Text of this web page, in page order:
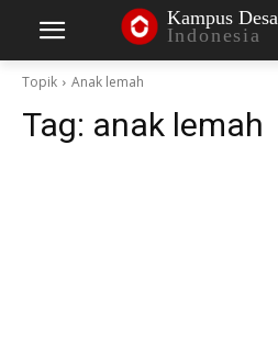
Kampus Desa
Indonesia
Topik Anak lemah
Tag: anak lemah